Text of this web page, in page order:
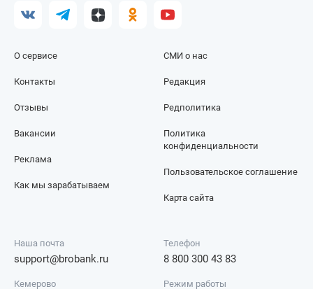
О сервисе
Контакты
Отзывы
СМИ о нас
Редакция
Редполитика
Вакансии
Реклама
Как мы зарабатываем
Политика
конфиденциальности
Пользовательское соглашение
Карта сайта
Наша почта
support@brobank.ru
Телефон
8 800 300 43 83
Кемерово Режим работы